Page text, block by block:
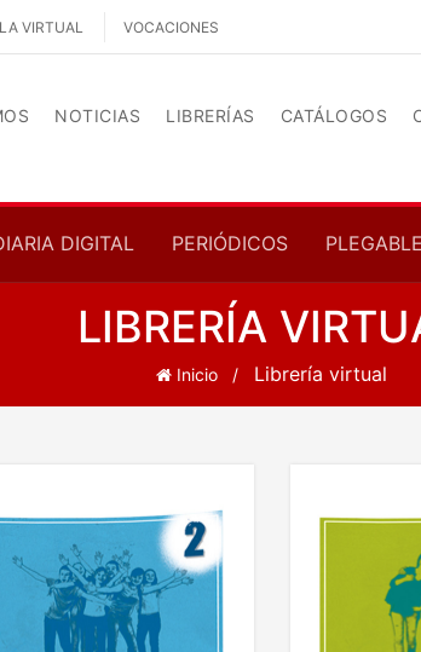
VIRTUAL VOCACIONES
NOTICIAS LIBRERÍAS CATÁLOGOS
DIGITAL PERIÓDICOS
LIBRERÍA
Inicio Librería virtual